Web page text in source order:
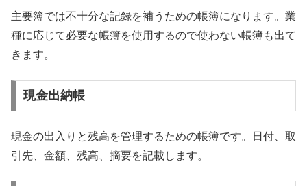
主要簿では不十分な記録を補うための帳簿になります。業
種に応じて必要な帳簿を使用するので使わない帳簿も出て
きます。
現金出納帳
現金の出入りと残高を管理するための帳簿です。日付、取
引先、金額、残高、摘要を記載します。